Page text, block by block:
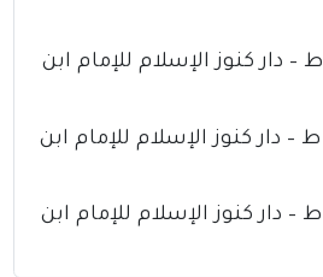
كتاب المغني ج15 ط – دار كنوز الإسلام للإمام ابن
كتاب المغني ج14 ط – دار كنوز الإسلام للإمام ابن
كتاب المغني ج13 ط – دار كنوز الإسلام للإمام ابن